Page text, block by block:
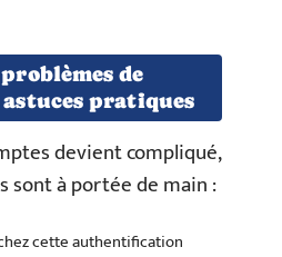
de
pratiques
devient compliqué,
sont à portée de main :
cette authentification